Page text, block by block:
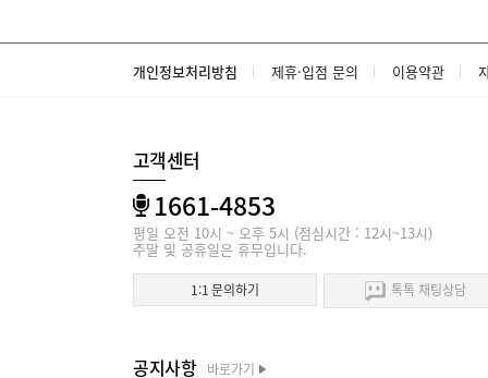
개인정보처리방침 제휴·입점 문의 이용약관
고객센터
1661-4853
평일 오전 10시 ~ 오후 5시 (점심시간 : 12시~13시)
주말 및 공휴일은 휴무입니다.
1:1 문의하기 톡톡 채팅상담
공지사항 바로가기